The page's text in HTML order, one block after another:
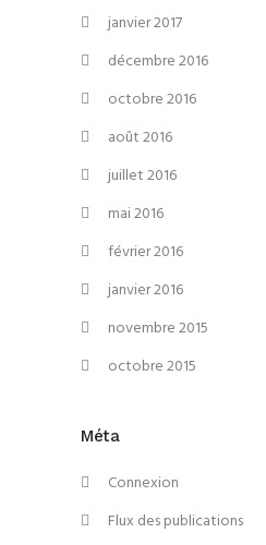
janvier 2017
décembre 2016
octobre 2016
août 2016
juillet 2016
mai 2016
février 2016
janvier 2016
novembre 2015
octobre 2015
Méta
Connexion
Flux des publications